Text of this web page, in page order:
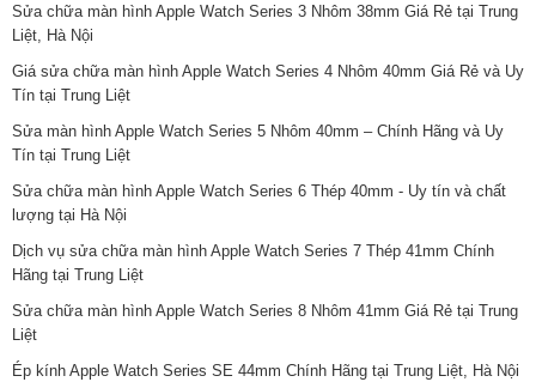
Sửa chữa màn hình Apple Watch Series 3 Nhôm 38mm Giá Rẻ tại Trung
Liệt, Hà Nội
Giá sửa chữa màn hình Apple Watch Series 4 Nhôm 40mm Giá Rẻ và Uy
Tín tại Trung Liệt
Sửa màn hình Apple Watch Series 5 Nhôm 40mm – Chính Hãng và Uy
Tín tại Trung Liệt
Sửa chữa màn hình Apple Watch Series 6 Thép 40mm - Uy tín và chất
lượng tại Hà Nội
Dịch vụ sửa chữa màn hình Apple Watch Series 7 Thép 41mm Chính
Hãng tại Trung Liệt
Sửa chữa màn hình Apple Watch Series 8 Nhôm 41mm Giá Rẻ tại Trung
Liệt
Ép kính Apple Watch Series SE 44mm Chính Hãng tại Trung Liệt, Hà Nội